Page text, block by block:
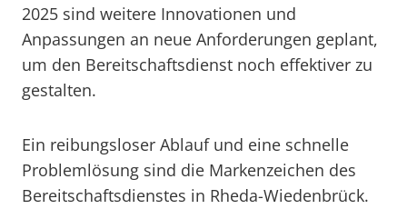
2025 sind weitere Innovationen und
Anpassungen an neue Anforderungen geplant,
um den Bereitschaftsdienst noch effektiver zu
gestalten.
Ein reibungsloser Ablauf und eine schnelle
Problemlösung sind die Markenzeichen des
Bereitschaftsdienstes in Rheda-Wiedenbrück.